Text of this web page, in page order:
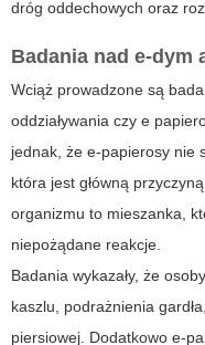
dróg oddechowych oraz
Badania nad e-dym
Wciąż prowadzone są
oddziaływania czy e
jednak, że e-papierosy nie
która jest główną
organizmu to mieszanka,
niepożądane reakcje.
Badania wykazały, że
kaszlu, podrażnienia
piersiowej. Dodatkowo e-